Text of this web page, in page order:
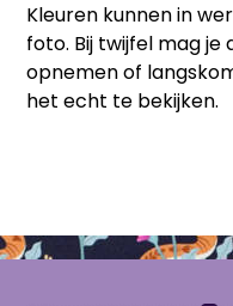
Kleuren kunnen in
foto. Bij twijfel mag
opnemen of
het echt te bekijken.